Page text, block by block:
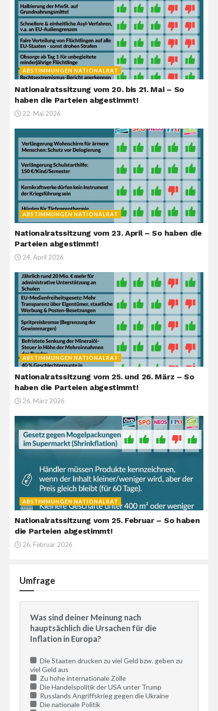
ABSTIMMUNGEN NATIONALRAT
Nationalratssitzung vom 20. bis 21. Mai – So
haben die Parteien abgestimmt!
22. Mai 2026
ABSTIMMUNGEN NATIONALRAT
Nationalratssitzung vom 23. April – So haben die
Parteien abgestimmt!
24. April 2026
ABSTIMMUNGEN NATIONALRAT
Nationalratssitzung vom 25. und 26. März – So
haben die Parteien abgestimmt!
26. März 2026
ABSTIMMUNGEN NATIONALRAT
Nationalratssitzung vom 25. Februar – So haben
die Parteien abgestimmt!
26. Februar 2026
Umfrage
Was sind deiner Meinung nach
hauptsächlich die Ursachen für die
Inflation in Europa?
Die Staaten drucken zu viel Geld bzw. geben zu
viel Geld aus
Zu hohe internationale Zölle
Die Handelspolitik der USA unter Trump
Russlands Angriffskrieg gegen die Ukraine
Die nationale Politik